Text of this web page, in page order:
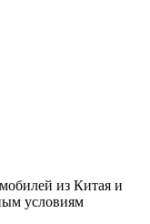
из Китая и
условиям